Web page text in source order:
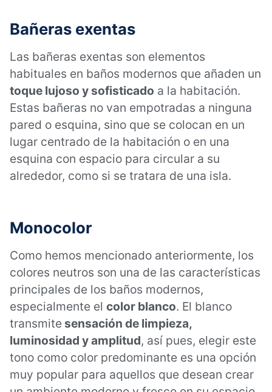
Bañeras exentas
Las bañeras exentas son elementos
habituales en baños modernos que añaden un
toque lujoso y sofisticado a la habitación.
Estas bañeras no van empotradas a ninguna
pared o esquina, sino que se colocan en un
lugar centrado de la habitación o en una
esquina con espacio para circular a su
alrededor, como si se tratara de una isla.
Monocolor
Como hemos mencionado anteriormente, los
colores neutros son una de las características
principales de los baños modernos,
especialmente el color blanco. El blanco
transmite sensación de limpieza,
luminosidad y amplitud, así pues, elegir este
tono como color predominante es una opción
muy popular para aquellos que desean crear